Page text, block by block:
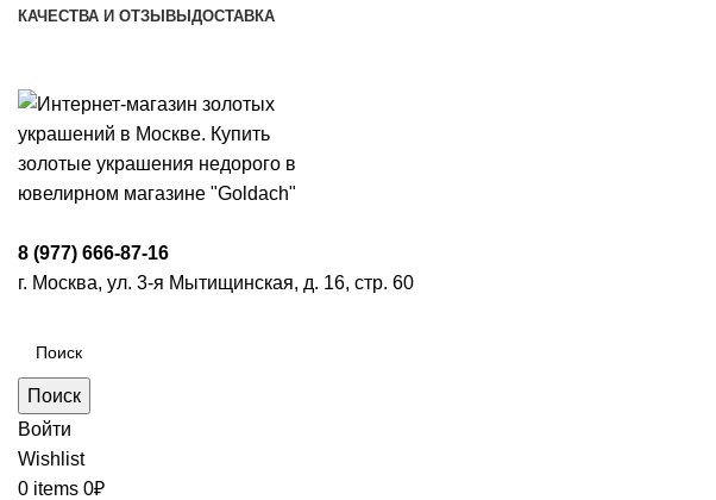
КАЧЕСТВА И ОТЗЫВЫ ДОСТАВКА
8 (977) 666-87-16
г. Москва, ул. 3-я Мытищинская, д. 16, стр. 60
Поиск
Войти
Wishlist
0 items 0₽